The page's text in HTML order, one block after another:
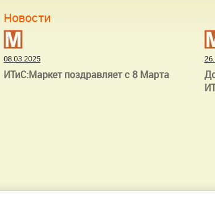
Новости
08.03.2025
ИТиС:Маркет поздравляет с 8 Марта